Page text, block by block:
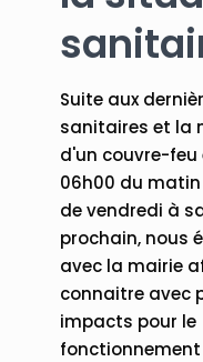
Suite aux
sanitaires et la
d'un couvre-feu
06h00 du
de vendredi à
prochain, nous
avec la mairie
connaitre avec
impacts pour le
fonctionnement